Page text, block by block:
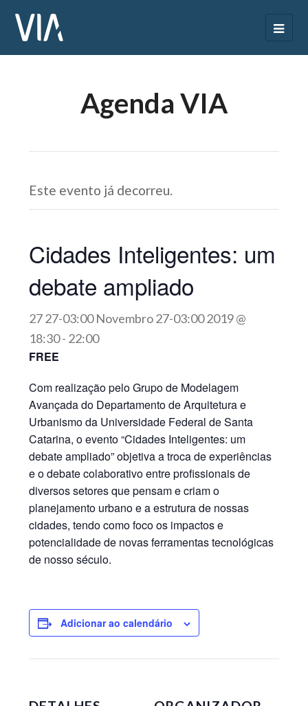
Agenda VIA
Este evento já decorreu.
Cidades Inteligentes: um
debate ampliado
27 27-03:00 Novembro 27-03:00 2019 @
18:30- 22:00
FREE
Com realização pelo Grupo de Modelagem
Avançada do Departamento de Arquitetura e
Urbanismo da Universidade Federal de Santa
Catarina, o evento “Cidades Inteligentes: um
debate ampliado” objetiva a troca de experiências
e o debate colaborativo entre profissionais de
diversos setores que pensam e criam o
planejamento urbano e a estrutura de nossas
cidades, tendo como foco os impactos e
potencialidade de novas ferramentas tecnológicas
de nosso século.
Adicionar ao calendário